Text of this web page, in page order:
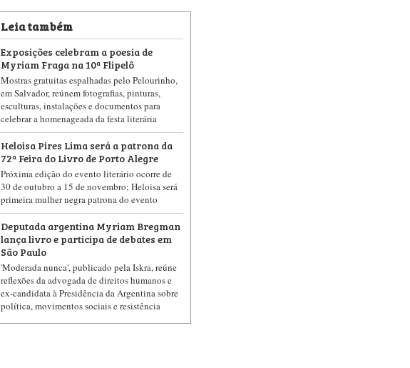
Leia também
Exposições celebram a poesia de
Myriam Fraga na 10ª Flipelô
Mostras gratuitas espalhadas pelo Pelourinho,
em Salvador, reúnem fotografias, pinturas,
esculturas, instalações e documentos para
celebrar a homenageada da festa literária
Heloisa Pires Lima será a patrona da
72ª Feira do Livro de Porto Alegre
Próxima edição do evento literário ocorre de
30 de outubro a 15 de novembro; Heloisa será
primeira mulher negra patrona do evento
Deputada argentina Myriam Bregman
lança livro e participa de debates em
São Paulo
'Moderada nunca', publicado pela Iskra, reúne
reflexões da advogada de direitos humanos e
ex-candidata à Presidência da Argentina sobre
política, movimentos sociais e resistência